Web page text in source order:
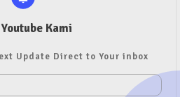
Kami
Update Direct to Your inbox